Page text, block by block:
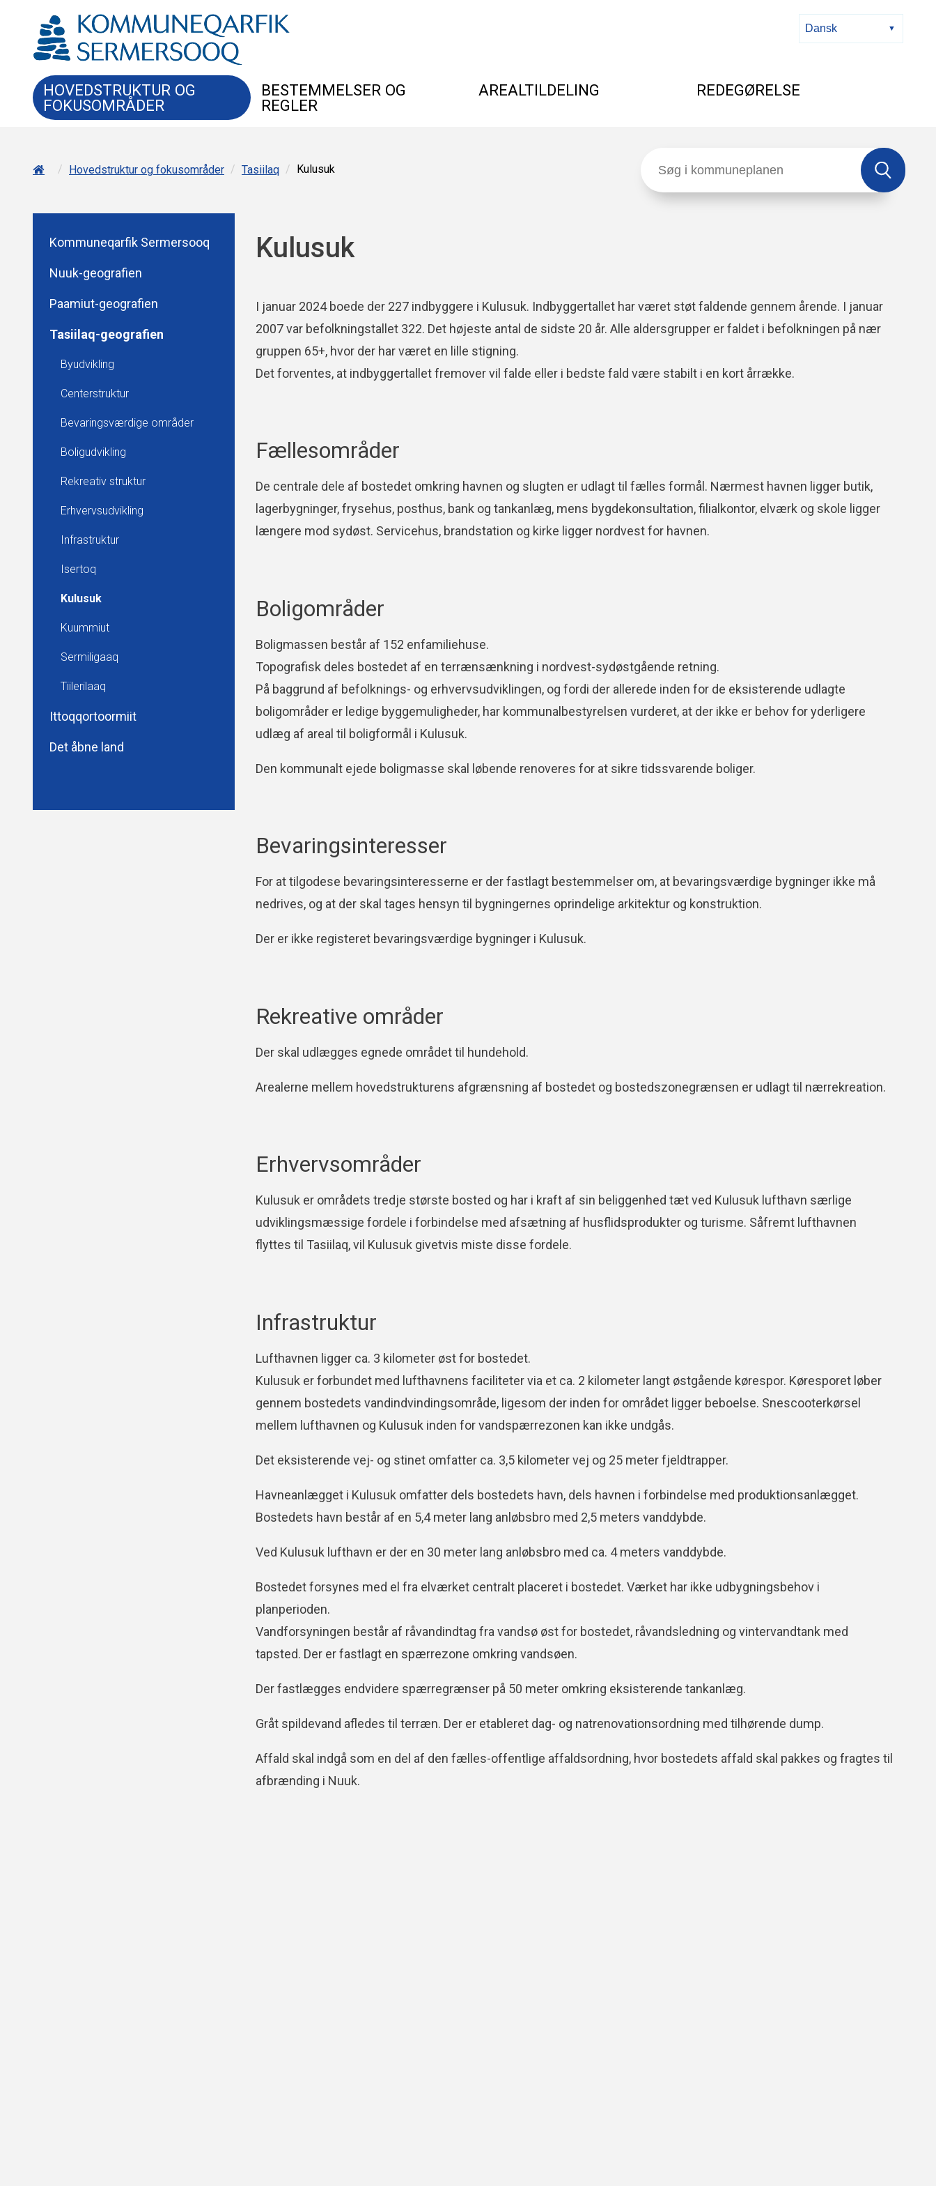
HOVEDSTRUKTUR OG
FOKUSOMRÅDER
BESTEMMELSER OG
REGLER
AREALTILDELING REDEGØRELSE
/ Hovedstruktur og fokusområder / Tasiilaq / Kulusuk
Kommuneqarfik Sermersooq
Nuuk-geografien
Paamiut-geografien
Tasiilaq-geografien
Byudvikling
Centerstruktur
Bevaringsværdige områder
Boligudvikling
Rekreativ struktur
Erhvervsudvikling
Infrastruktur
Isertoq
Kulusuk
Kuummiut
Sermiligaaq
Tiilerilaaq
Ittoqqortoormiit
Det åbne land
Kulusuk
I januar 2024 boede der 227 indbyggere i Kulusuk. Indbyggertallet har været støt faldende gennem årende. I januar
2007 var befolkningstallet 322. Det højeste antal de sidste 20 år. Alle aldersgrupper er faldet i befolkningen på nær
gruppen 65+, hvor der har været en lille stigning.
Det forventes, at indbyggertallet fremover vil falde eller i bedste fald være stabilt i en kort årrække.
Fællesområder
De centrale dele af bostedet omkring havnen og slugten er udlagt til fælles formål. Nærmest havnen ligger butik,
lagerbygninger, frysehus, posthus, bank og tankanlæg, mens bygdekonsultation, filialkontor, elværk og skole ligger
længere mod sydøst. Servicehus, brandstation og kirke ligger nordvest for havnen.
Boligområder
Boligmassen består af 152 enfamiliehuse.
Topografisk deles bostedet af en terrænsænkning i nordvest-sydøstgående retning.
På baggrund af befolknings- og erhvervsudviklingen, og fordi der allerede inden for de eksisterende udlagte
boligområder er ledige byggemuligheder, har kommunalbestyrelsen vurderet, at der ikke er behov for yderligere
udlæg af areal til boligformål i Kulusuk.
Den kommunalt ejede boligmasse skal løbende renoveres for at sikre tidssvarende boliger.
Bevaringsinteresser
For at tilgodese bevaringsinteresserne er der fastlagt bestemmelser om, at bevaringsværdige bygninger ikke må
nedrives, og at der skal tages hensyn til bygningernes oprindelige arkitektur og konstruktion.
Der er ikke registeret bevaringsværdige bygninger i Kulusuk.
Rekreative områder
Der skal udlægges egnede området til hundehold.
Arealerne mellem hovedstrukturens afgrænsning af bostedet og bostedszonegrænsen er udlagt til nærrekreation.
Erhvervsområder
Kulusuk er områdets tredje største bosted og har i kraft af sin beliggenhed tæt ved Kulusuk lufthavn særlige
udviklingsmæssige fordele i forbindelse med afsætning af husflidsprodukter og turisme. Såfremt lufthavnen
flyttes til Tasiilaq, vil Kulusuk givetvis miste disse fordele.
Infrastruktur
Lufthavnen ligger ca. 3 kilometer øst for bostedet.
Kulusuk er forbundet med lufthavnens faciliteter via et ca. 2 kilometer langt østgående kørespor. Køresporet løber
gennem bostedets vandindvindingsområde, ligesom der inden for området ligger beboelse. Snescooterkørsel
mellem lufthavnen og Kulusuk inden for vandspærrezonen kan ikke undgås.
Det eksisterende vej- og stinet omfatter ca. 3,5 kilometer vej og 25 meter fjeldtrapper.
Havneanlægget i Kulusuk omfatter dels bostedets havn, dels havnen i forbindelse med produktionsanlægget.
Bostedets havn består af en 5,4 meter lang anløbsbro med 2,5 meters vanddybde.
Ved Kulusuk lufthavn er der en 30 meter lang anløbsbro med ca. 4 meters vanddybde.
Bostedet forsynes med el fra elværket centralt placeret i bostedet. Værket har ikke udbygningsbehov i
planperioden.
Vandforsyningen består af råvandindtag fra vandsø øst for bostedet, råvandsledning og vintervandtank med
tapsted. Der er fastlagt en spærrezone omkring vandsøen.
Der fastlægges endvidere spærregrænser på 50 meter omkring eksisterende tankanlæg.
Gråt spildevand afledes til terræn. Der er etableret dag- og natrenovationsordning med tilhørende dump.
Affald skal indgå som en del af den fælles-offentlige affaldsordning, hvor bostedets affald skal pakkes og fragtes til
afbrænding i Nuuk.